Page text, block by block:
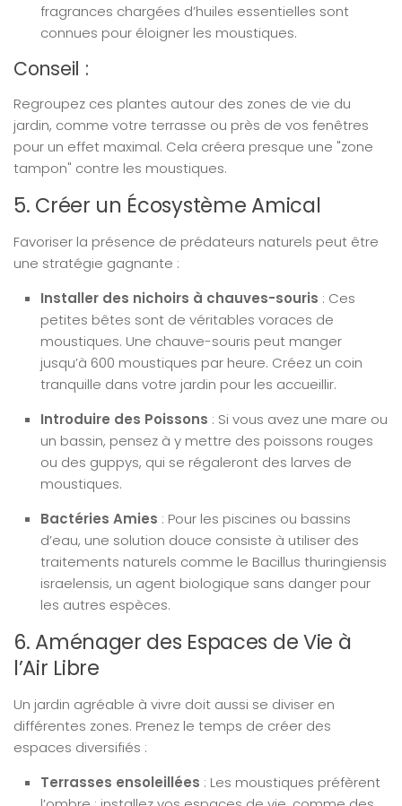
fragrances chargées d’huiles essentielles sont
connues pour éloigner les moustiques.
Conseil :
Regroupez ces plantes autour des zones de vie du
jardin, comme votre terrasse ou près de vos fenêtres
pour un effet maximal. Cela créera presque une "zone
tampon" contre les moustiques.
5. Créer un Écosystème Amical
Favoriser la présence de prédateurs naturels peut être
une stratégie gagnante :
Installer des nichoirs à chauves-souris : Ces
petites bêtes sont de véritables voraces de
moustiques. Une chauve-souris peut manger
jusqu’à 600 moustiques par heure. Créez un coin
tranquille dans votre jardin pour les accueillir.
Introduire des Poissons : Si vous avez une mare ou
un bassin, pensez à y mettre des poissons rouges
ou des guppys, qui se régaleront des larves de
moustiques.
Bactéries Amies : Pour les piscines ou bassins
d’eau, une solution douce consiste à utiliser des
traitements naturels comme le Bacillus thuringiensis
israelensis, un agent biologique sans danger pour
les autres espèces.
6. Aménager des Espaces de Vie à
l’Air Libre
Un jardin agréable à vivre doit aussi se diviser en
différentes zones. Prenez le temps de créer des
espaces diversifiés :
Terrasses ensoleillées : Les moustiques préfèrent